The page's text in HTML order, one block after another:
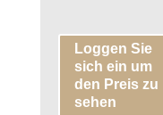
Loggen Sie
sich ein um
den Preis zu
sehen